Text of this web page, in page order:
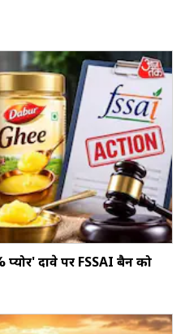
प्योर' दावे पर FSSAI बैन को